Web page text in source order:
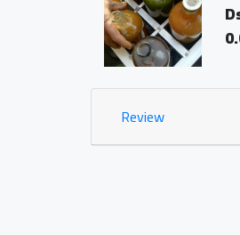
Review